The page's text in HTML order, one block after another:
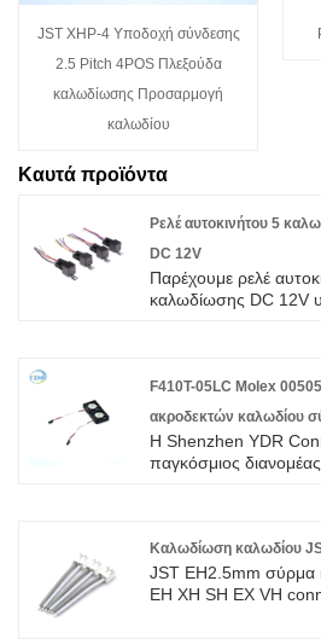
JST XHP-4 Υποδοχή σύνδεσης
2.5 Pitch 4POS Πλεξούδα
καλωδίωσης Προσαρμογή
καλωδίου
Καυτά προϊόντα
Ρελέ αυτοκινήτου 5
DC 12V
Παρέχουμε ρελέ
καλωδίωσης DC 12V
μεγαλύτερο μέρος
Ευρώπης και της
γίνουμε
στην Κίνα.
F410T-05LC Molex
ακροδεκτών καλωδίου
Η Shenzhen YDR
παγκόσμιος
σύνδεσης TE, καλώς
Καλωδίωση καλωδίου
JST EH2.5mm σύρμα
EH XH SH EX VH